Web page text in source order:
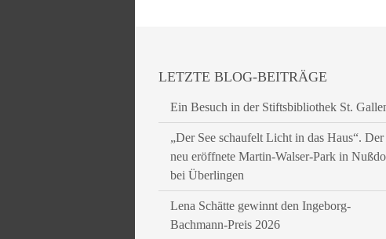
LETZTE BLOG-BEITRÄGE
Ein Besuch in der Stiftsbibliothek St.
„Der See schaufelt Licht in das Haus“. Der
neu eröffnete Martin-Walser-Park in
bei Überlingen
Lena Schätte gewinnt den Ingeborg-
Bachmann-Preis 2026